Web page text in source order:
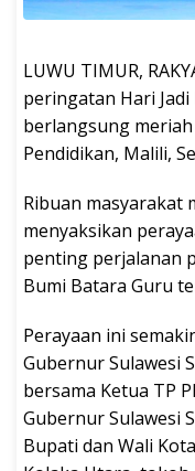
LUWU TIMUR,
peringatan Hari
berlangsung
Pendidikan, Malili,
Ribuan masyarakat
menyaksikan
penting perjalanan
Bumi Batara Guru
Perayaan ini
Gubernur Sulawesi
bersama Ketua TP
Gubernur Sulawesi
Bupati dan Wali